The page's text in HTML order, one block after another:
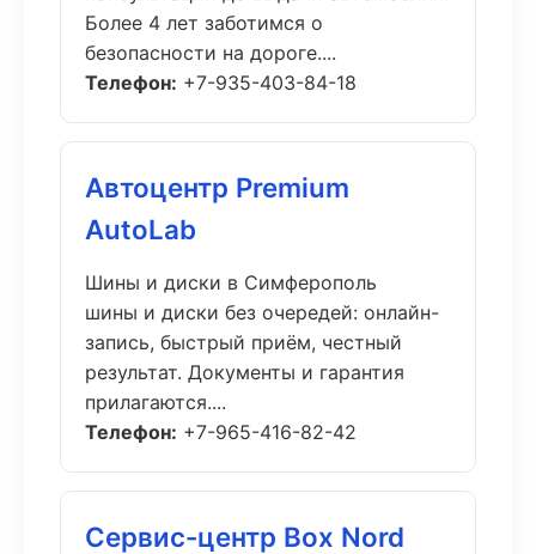
Более 4 лет заботимся о
безопасности на дороге....
Телефон: +7-935-403-84-18
Автоцентр Premium
AutoLab
Шины и диски в Симферополь
шины и диски без очередей: онлайн-
запись, быстрый приём, честный
результат. Документы и гарантия
прилагаются....
Телефон: +7-965-416-82-42
Сервис-центр Box Nord